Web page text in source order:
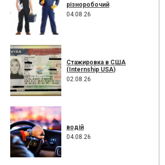
різноробочий
04.08.26
Стажировка в США
(Internship USA)
02.08.26
водій
04.08.26